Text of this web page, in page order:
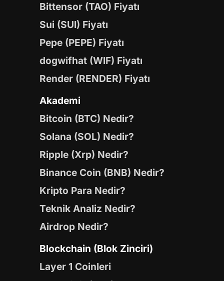
Bittensor (TAO) Fiyatı
Sui (SUI) Fiyatı
Pepe (PEPE) Fiyatı
dogwifhat (WIF) Fiyatı
Render (RENDER) Fiyatı
Akademi
Bitcoin (BTC) Nedir?
Solana (SOL) Nedir?
Ripple (Xrp) Nedir?
Binance Coin (BNB) Nedir?
Kripto Para Nedir?
Teknik Analiz Nedir?
Airdrop Nedir?
Blockchain (Blok Zinciri)
Layer 1 Coinleri